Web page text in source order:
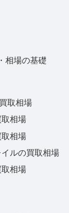
相場の基礎
取相場
相場
相場
ルの買取相場
相場